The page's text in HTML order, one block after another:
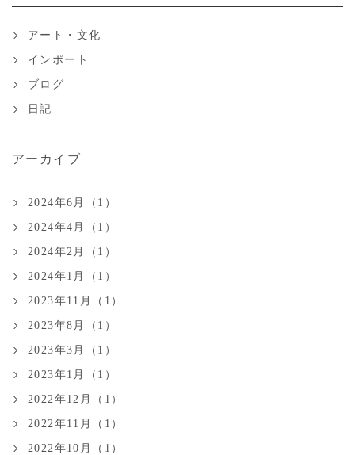
アート・文化
インポート
ブログ
日記
アーカイブ
2024年6月（1）
2024年4月（1）
2024年2月（1）
2024年1月（1）
2023年11月（1）
2023年8月（1）
2023年3月（1）
2023年1月（1）
2022年12月（1）
2022年11月（1）
2022年10月（1）